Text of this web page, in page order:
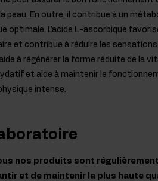
peau. En outre, il contribue à un
optimale. L'acide L-ascorbique
et contribue à réduire les
à régénérer la forme réduite de la
et aide à maintenir le
intense.
nos produits sont
et de maintenir la plus haute